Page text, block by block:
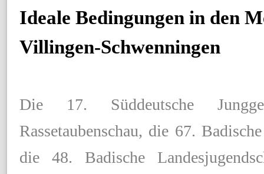
Ideale Bedingungen in den
Villingen-Schwenningen
Die 17. Süddeutsche
Rassetaubenschau, die 67.
die 48. Badische